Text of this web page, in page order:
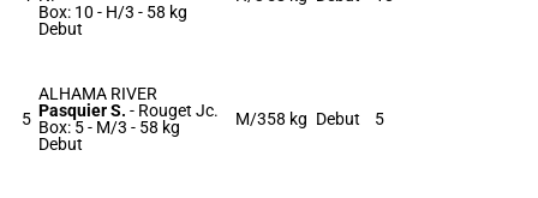
Box: 10 - H/3 - 58 kg
Debut
5
ALHAMA RIVER
Pasquier S. - Rouget Jc.
Box: 5 - M/3 - 58 kg
Debut
M/358 kg Debut 5